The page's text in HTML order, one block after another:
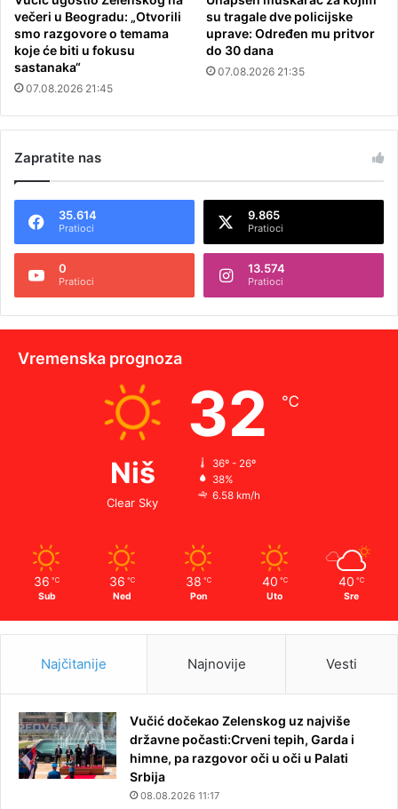
večeri u Beogradu: „Otvorili
smo razgovore o temama
koje će biti u fokusu
sastanaka“
07.08.2026 21:45
su tragale dve policijske
uprave: Određen mu pritvor
do 30 dana
07.08.2026 21:35
Zapratite nas
35.614
Pratioci
9.865
Pratioci
0
Pratioci
13.574
Pratioci
Vremenska prognoza
Niš
Clear Sky
32 ℃
36º - 26º
38%
6.58 km/h
36 ℃
Sub
36 ℃
Ned
38 ℃
Pon
40 ℃
Uto
40 ℃
Sre
Najčitanije Najnovije Vesti
Vučić dočekao Zelenskog uz najviše
državne počasti:Crveni tepih, Garda i
himne, pa razgovor oči u oči u Palati
Srbija
08.08.2026 11:17